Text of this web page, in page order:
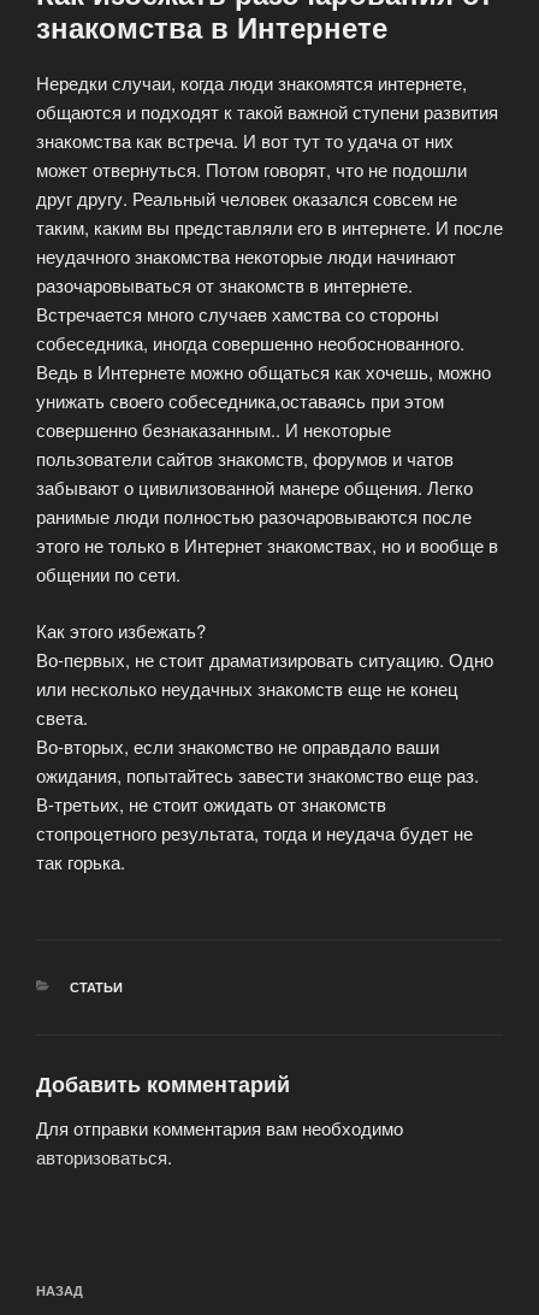
знакомства в Интернете
Нередки случаи, когда люди знакомятся интернете,
общаются и подходят к такой важной ступени развития
знакомства как встреча. И вот тут то удача от них
может отвернуться. Потом говорят, что не подошли
друг другу. Реальный человек оказался совсем не
таким, каким вы представляли его в интернете. И после
неудачного знакомства некоторые люди начинают
разочаровываться от знакомств в интернете.
Встречается много случаев хамства со стороны
собеседника, иногда совершенно необоснованного.
Ведь в Интернете можно общаться как хочешь, можно
унижать своего собеседника,оставаясь при этом
совершенно безнаказанным.. И некоторые
пользователи сайтов знакомств, форумов и чатов
забывают о цивилизованной манере общения. Легко
ранимые люди полностью разочаровываются после
этого не только в Интернет знакомствах, но и вообще в
общении по сети.
Как этого избежать?
Во-первых, не стоит драматизировать ситуацию. Одно
или несколько неудачных знакомств еще не конец
света.
Во-вторых, если знакомство не оправдало ваши
ожидания, попытайтесь завести знакомство еще раз.
В-третьих, не стоит ожидать от знакомств
стопроцетного результата, тогда и неудача будет не
так горька.
РУБРИКИ
СТАТЬИ
Добавить комментарий
Для отправки комментария вам необходимо
авторизоваться.
по
Предыдущая
НАЗАД